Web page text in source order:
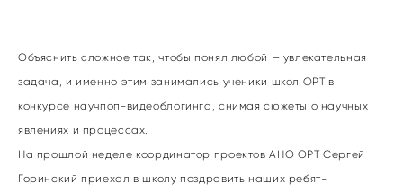
Объяснить сложное так, чтобы понял любой — увлекательная
задача, и именно этим занимались ученики школ ОРТ в
конкурсе научпоп-видеоблогинга, снимая сюжеты о научных
явлениях и процессах.
На прошлой неделе координатор проектов АНО ОРТ Сергей
Горинский приехал в школу поздравить наших ребят-